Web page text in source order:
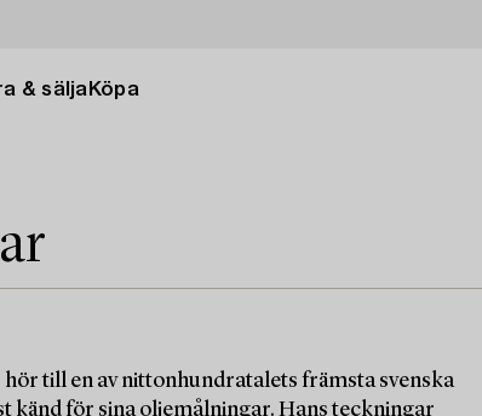
& sälja Köpa
till en av nittonhundratalets främsta svenska
känd för sina oljemålningar. Hans teckningar